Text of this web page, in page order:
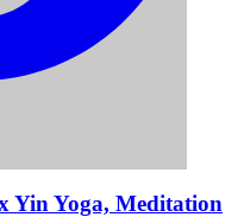
Yin Yoga, Meditation